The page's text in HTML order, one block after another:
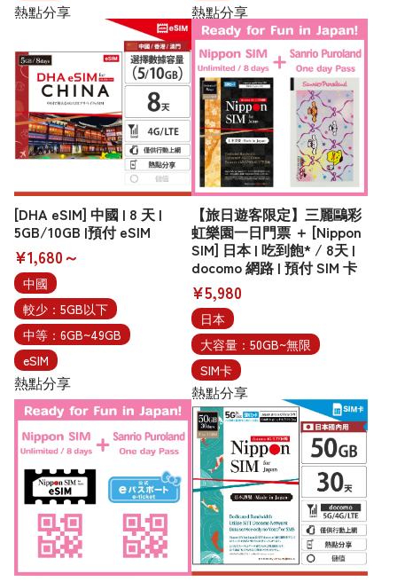
熱點分享 熱點分享
[DHA eSIM] 中國 | 8 天 |
5GB/10GB |預付 eSIM
¥1,680～
中國
較少：5GB以下
中等：6GB~49GB
eSIM
熱點分享
【旅日遊客限定】三麗鷗彩
虹樂園一日門票 ＋ [Nippon
SIM] 日本 | 吃到飽* / 8天 |
docomo 網路 | 預付 SIM 卡
¥5,980
日本
大容量：50GB~無限
SIM卡
熱點分享